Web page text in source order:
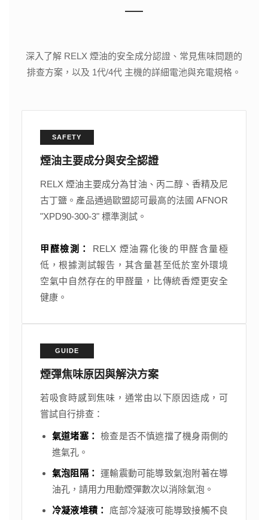
深入了解 RELX 煙油的安全成分認證、常見焦味問題的
排查方案，以及 1代/4代 主機的詳細電池與充電規格。
SAFETY
煙油主要成分與安全認證
RELX 煙油主要成分為甘油、丙二醇、香精及尼
古丁鹽。產品通過歐盟認可最高的法國 AFNOR
"XPD90-300-3" 標準測試。
甲醛檢測：
RELX 煙油霧化後的甲醛含量極
低，根據測試報告，其含量甚至低於室外環境
空氣中自然存在的甲醛量，比傳統香煙更安全
健康。
GUIDE
煙彈焦味原因與解決方案
若吸食時感到焦味，通常由以下原因造成，可
嘗試自行排查：
氣道堵塞： 檢查是否不慎遮擋了機身兩側的
進氣孔。
氣泡阻隔： 運輸震動可能導致氣泡附著在導
油孔，請用力甩動煙彈數次以消除氣泡。
冷凝液堆積：
底部冷凝液可能導致接觸不良